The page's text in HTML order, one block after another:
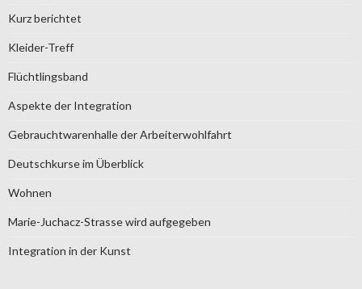
Kurz berichtet
Kleider-Treff
Flüchtlingsband
Aspekte der Integration
Gebrauchtwarenhalle der Arbeiterwohlfahrt
Deutschkurse im Überblick
Wohnen
Marie-Juchacz-Strasse wird aufgegeben
Integration in der Kunst